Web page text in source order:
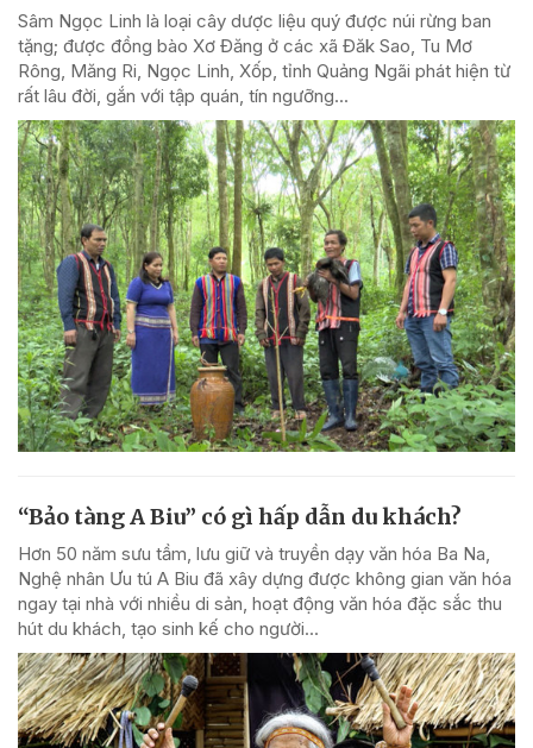
Sâm Ngọc Linh là loại cây dược liệu quý được núi rừng ban
tặng; được đồng bào Xơ Đăng ở các xã Đăk Sao, Tu Mơ
Rông, Măng Ri, Ngọc Linh, Xốp, tỉnh Quảng Ngãi phát hiện từ
rất lâu đời, gắn với tập quán, tín ngưỡng...
“Bảo tàng A Biu” có gì hấp dẫn du khách?
Hơn 50 năm sưu tầm, lưu giữ và truyền dạy văn hóa Ba Na,
Nghệ nhân Ưu tú A Biu đã xây dựng được không gian văn hóa
ngay tại nhà với nhiều di sản, hoạt động văn hóa đặc sắc thu
hút du khách, tạo sinh kế cho người...